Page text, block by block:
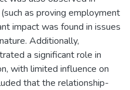
as proving employment
impact was found in issues
Additionally,
a significant role in
with limited influence on
that the relationship-